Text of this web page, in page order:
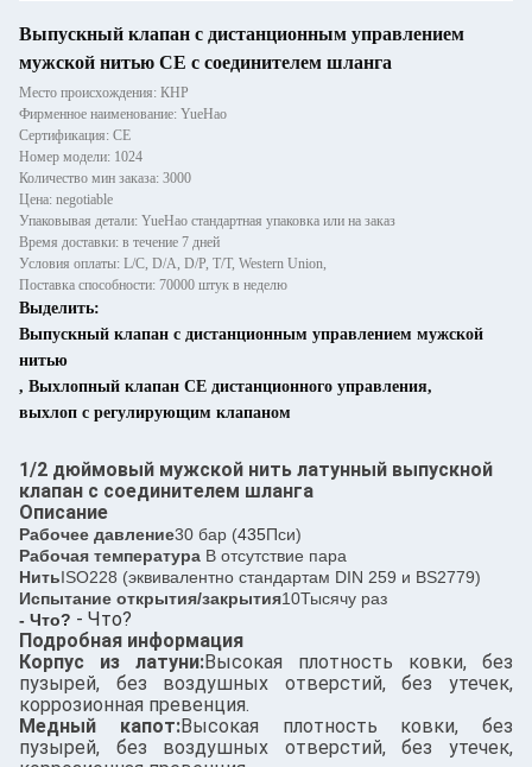
Выпускный клапан с дистанционным управлением
мужской нитью CE с соединителем шланга
Место происхождения: КНР
Фирменное наименование: YueHao
Сертификация: CE
Номер модели: 1024
Количество мин заказа: 3000
Цена: negotiable
Упаковывая детали: YueHao стандартная упаковка или на заказ
Время доставки: в течение 7 дней
Условия оплаты: L/C, D/A, D/P, T/T, Western Union,
Поставка способности: 70000 штук в неделю
Выделить:
Выпускный клапан с дистанционным управлением мужской
нитью
, Выхлопный клапан CE дистанционного управления,
выхлоп с регулирующим клапаном
1/2 дюймовый мужской нить латунный выпускной
клапан с соединителем шланга
Описание
Рабочее давление30 бар (435Пси)
Рабочая температура В отсутствие пара
НитьISO228 (эквивалентно стандартам DIN 259 и BS2779)
Испытание открытия/закрытия10Тысячу раз
- Что? - Что?
Подробная информация
Корпус из латуни:Высокая плотность ковки, без
пузырей, без воздушных отверстий, без утечек,
коррозионная превенция.
Медный капот:Высокая плотность ковки, без
пузырей, без воздушных отверстий, без утечек,